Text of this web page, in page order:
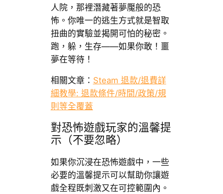
人院，那裡潛藏著夢魘般的恐
怖。你唯一的逃生方式就是智取
扭曲的實驗並揭開可怕的秘密。
跑，躲，生存——如果你敢！噩
夢在等待！
相關文章： Steam 退款/退費詳
細教學: 退款條件/時間/政策/規
則等全覆蓋
對恐怖遊戲玩家的溫馨提
示（不要忽略）
如果你沉浸在恐怖遊戲中，一些
必要的溫馨提示可以幫助你讓遊
戲全程既刺激又在可控範圍內。